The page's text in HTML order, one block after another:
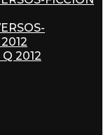
2012